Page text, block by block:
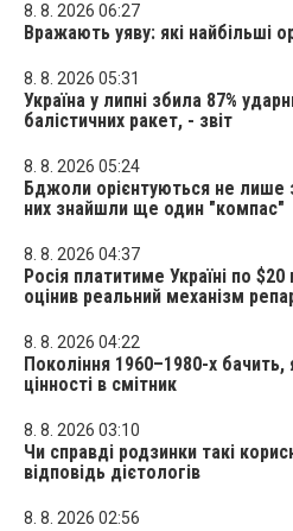
8. 8. 2026 06:27
Вражають уяву: які найбільші
8. 8. 2026 05:31
Україна у липні збила 87%
балістичних ракет, - звіт
8. 8. 2026 05:24
Бджоли орієнтуються не лише
них знайшли ще один "компас"
8. 8. 2026 04:37
Росія платитиме Україні по
оцінив реальний механізм
8. 8. 2026 04:22
Покоління 1960–1980-х бачить,
цінності в смітник
8. 8. 2026 03:10
Чи справді родзинки такі
відповідь дієтологів
8. 8. 2026 02:56